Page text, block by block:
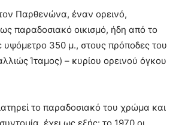
Παρθενώνα, έναν ορεινό,
παραδοσιακό οικισμό, ήδη από το
υψόμετρο 350 μ., στους πρόποδες του
Ίταμος) – κυρίου ορεινού όγκου
το παραδοσιακό του χρώμα και